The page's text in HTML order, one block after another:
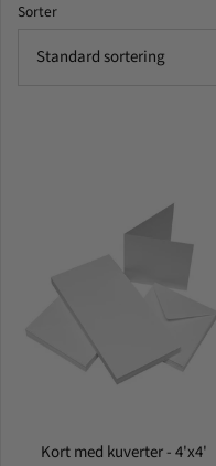
Sorter
Kort med kuverter - 4'x4'